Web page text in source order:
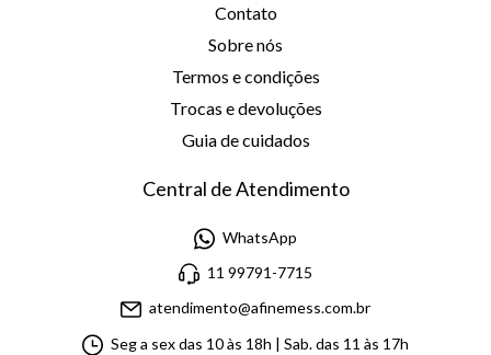
Contato
Sobre nós
Termos e condições
Trocas e devoluções
Guia de cuidados
Central de Atendimento
WhatsApp
11 99791-7715
atendimento@afinemess.com.br
Seg a sex das 10 às 18h | Sab. das 11 às 17h